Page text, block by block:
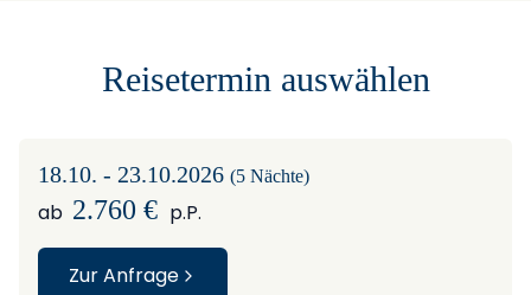
Reisetermin auswählen
18.10. - 23.10.2026 (5 Nächte)
ab 2.760 € p.P.
Zur Anfrage